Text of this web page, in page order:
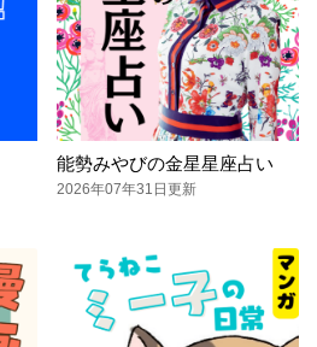
能勢みやびの金星星座占い
2026年07年31日更新